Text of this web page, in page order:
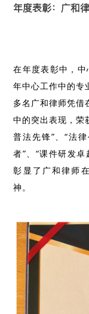
年度表彰：广和
在年度表彰中，
年中心工作中的专
多名广和律师凭
中的突出表现，荣
普法先锋”、“法
者”、“课件研发卓
彰显了广和律师
神。